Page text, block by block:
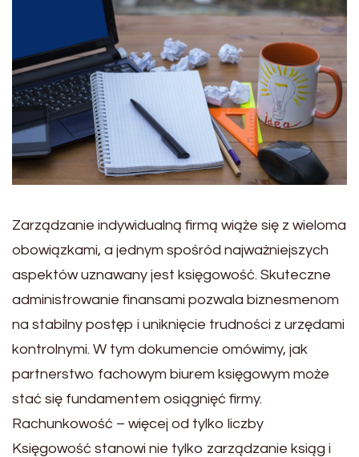
Zarządzanie indywidualną firmą wiąże się z wieloma
obowiązkami, a jednym spośród najważniejszych
aspektów uznawany jest księgowość. Skuteczne
administrowanie finansami pozwala biznesmenom
na stabilny postęp i uniknięcie trudności z urzędami
kontrolnymi. W tym dokumencie omówimy, jak
partnerstwo fachowym biurem księgowym może
stać się fundamentem osiągnięć firmy.
Rachunkowość – więcej od tylko liczby
Księgowość stanowi nie tylko zarządzanie ksiąg i